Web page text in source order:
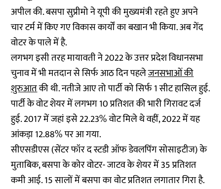
अपील की. बसपा सुप्रीमो ने यूपी की मुख्यमंत्री रहते हुए अपने
चार टर्म में किए गए विकास कार्यों का बखान भी किया. अब गेंद
वोटर के पाले में है.
लगभग इसी तरह मायावती ने 2022 के उत्तर प्रदेश विधानसभा
चुनाव में भी मतदान से सिर्फ आठ दिन पहलेजनसभाओं की
शुरुआतकी थी. नतीजे आए तो पार्टी को सिर्फ 1 सीट हासिल हुई.
पार्टी के वोट शेयर में लगभग 10 प्रतिशत की भारी गिरावट दर्ज
हुई. 2017 में जहां इसे 22.23% वोट मिले थे वहीं, 2022 में यह
आंकड़ा 12.88% पर आ गया.
सीएसडीएस (सेंटर फॉर द स्टडी ऑफ डेवलपिंग सोसाइटीज) के
मुताबिक, बसपा के कोर वोटर- जाटव के शेयर में 35 प्रतिशत
कमी आई. 15 सालों में बसपा का वोट प्रतिशत लगातार गिरा है.